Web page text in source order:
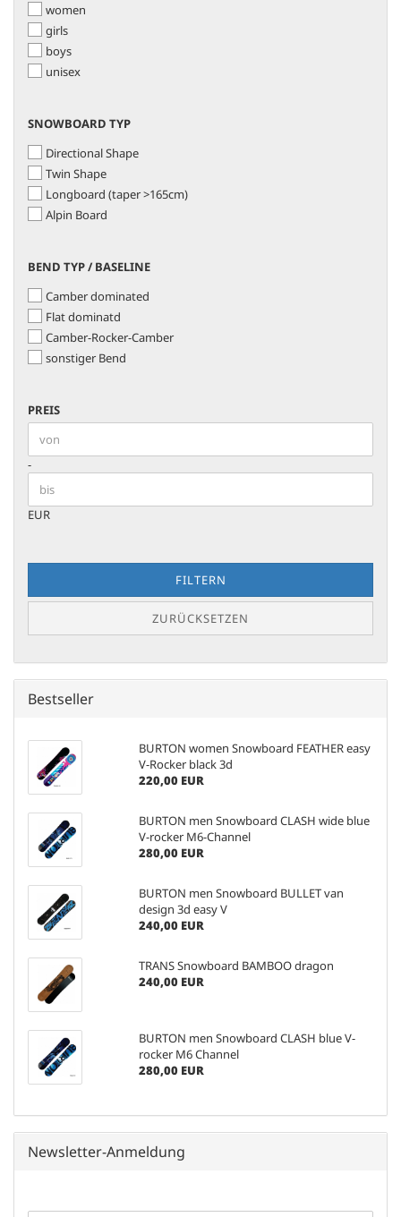
women
girls
boys
unisex
SNOWBOARD
SNOWBOARD TYP
Directional Shape
Twin Shape
Longboard (taper >165cm)
Alpin Board
BEND
BASELINE
BEND TYP / BASELINE
Camber dominated
Flat dominatd
Camber-Rocker-Camber
sonstiger Bend
PREIS
PREIS
Preis bis
-
EUR
FILTERN
ZURÜCKSETZEN
Bestseller
BURTON women Snowboard FEATHER easy
V-Rocker black 3d
220,00 EUR
BURTON men Snowboard CLASH wide blue
V-rocker M6-Channel
280,00 EUR
BURTON men Snowboard BULLET van
design 3d easy V
240,00 EUR
TRANS Snowboard BAMBOO dragon
240,00 EUR
BURTON men Snowboard CLASH blue V-
rocker M6 Channel
280,00 EUR
Newsletter-Anmeldung